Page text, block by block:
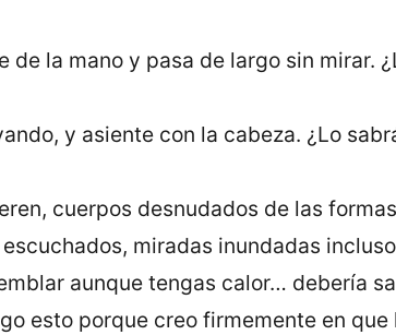
la mano y pasa de largo sin mirar.
y asiente con la cabeza. ¿Lo
cuerpos desnudados de las
miradas inundadas
aunque tengas calor… debería
esto porque creo firmemente en que